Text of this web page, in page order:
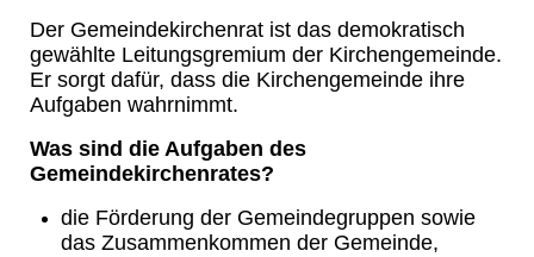
Der Gemeindekirchenrat ist das demokratisch
gewählte Leitungsgremium der Kirchengemeinde.
Er sorgt dafür, dass die Kirchengemeinde ihre
Aufgaben wahrnimmt.
Was sind die Aufgaben des
Gemeindekirchenrates?
die Förderung der Gemeindegruppen sowie
das Zusammenkommen der Gemeinde,